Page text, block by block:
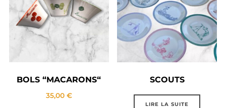
BOLS “MACARONS“
35,00 €
SCOUTS
LIRE LA SUITE